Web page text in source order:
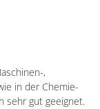
,
in der Chemie-
sehr gut geeignet.